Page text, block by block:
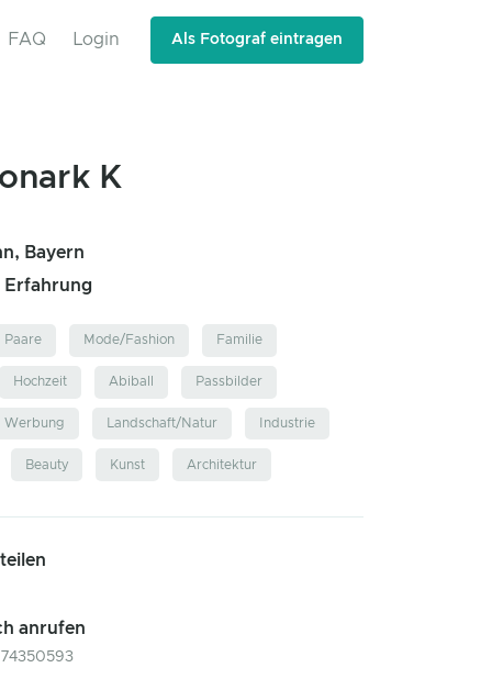
FAQ Login Als Fotograf eintragen
K
Bayern
Erfahrung
Paare Mode/Fashion Familie
Hochzeit Abiball Passbilder
Werbung Landschaft/Natur Industrie
Beauty Kunst Architektur
anrufen